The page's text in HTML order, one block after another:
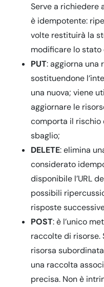
Serve a richiedere
è idempotente:
volte restituirà la
modificare lo stato
PUT: aggiorna una
sostituendone
una nuova; viene
aggiornare le
comporta il rischio
sbaglio;
DELETE: elimina
considerato
disponibile l’URL
possibili
risposte
POST: è l’unico
raccolte di risorse.
risorsa
una raccolta
precisa. Non è